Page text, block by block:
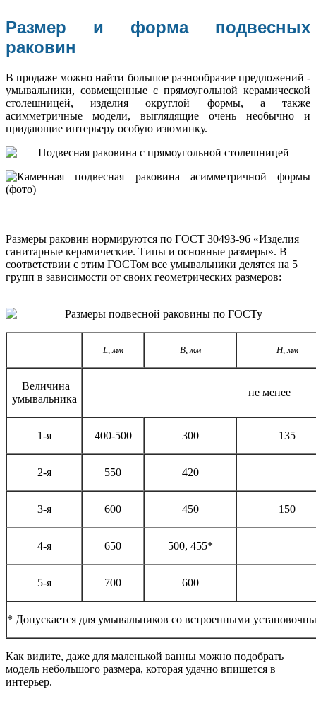
Размер и форма подвесных
раковин
В продаже можно найти большое разнообразие предложений -
умывальники, совмещенные с прямоугольной керамической
столешницей, изделия округлой формы, а также
асимметричные модели, выглядящие очень необычно и
придающие интерьеру особую изюминку.
Размеры раковин нормируются по ГОСТ 30493-96 «Изделия
санитарные керамические. Типы и основные размеры». В
соответствии с этим ГОСТом все умывальники делятся на 5
групп в зависимости от своих геометрических размеров:
L,мм B,мм H,мм
Величина
умывальника
не менее
1-я 400-500 300 135
2-я 550 420
3-я 600 450 150
4-я 650 500, 455*
5-я 700 600
* Допускается для умывальников со встроенными
Как видите, даже для маленькой ванны можно подобрать
модель небольшого размера, которая удачно впишется в
интерьер.